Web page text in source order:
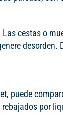
cestas o
desorden.
puede
por